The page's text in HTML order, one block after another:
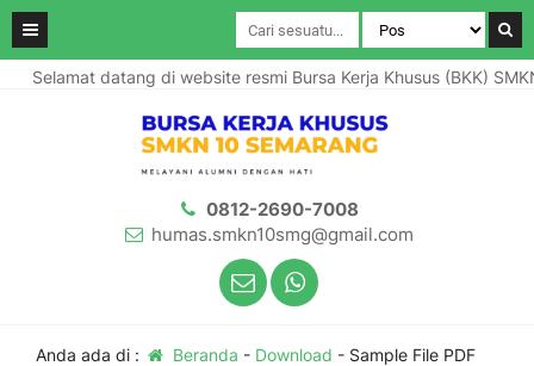
Selamat datang di website resmi Bursa Kerja Khusus (BKK)
0812-2690-7008
humas.smkn10smg@gmail.com
Anda ada di : Beranda - Download - Sample File PDF